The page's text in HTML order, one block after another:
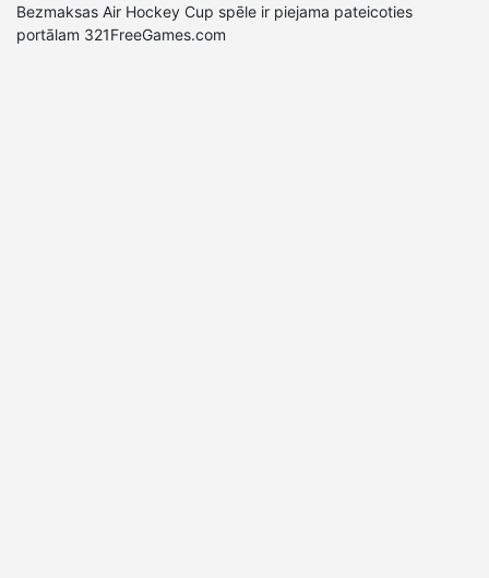
Bezmaksas Air Hockey Cup spēle ir piejama pateicoties
portālam 321FreeGames.com